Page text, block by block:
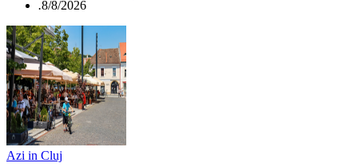
.8/8/2026
Azi in Cluj